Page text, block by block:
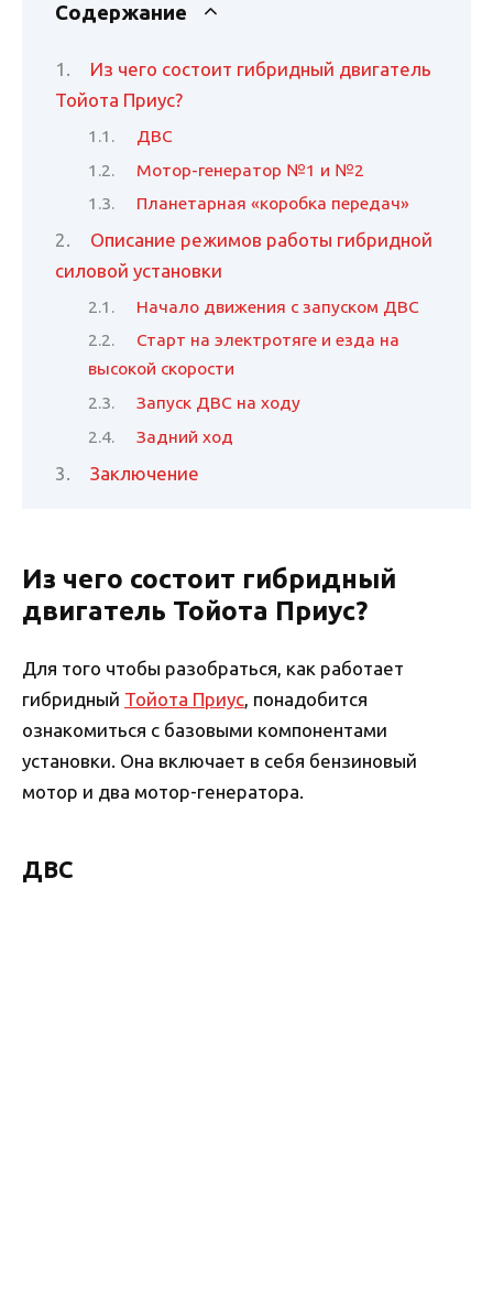
Содержание
Из чего состоит гибридный двигатель
Тойота Приус?
ДВС
Мотор-генератор №1 и №2
Планетарная «коробка передач»
Описание режимов работы гибридной
силовой установки
Начало движения с запуском ДВС
Старт на электротяге и езда на
высокой скорости
Запуск ДВС на ходу
Задний ход
Заключение
Из чего состоит гибридный
двигатель Тойота Приус?
Для того чтобы разобраться, как работает
гибридный Тойота Приус, понадобится
ознакомиться с базовыми компонентами
установки. Она включает в себя бензиновый
мотор и два мотор-генератора.
ДВС